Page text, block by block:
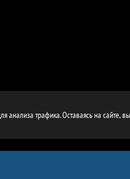
анализа трафика. Оставаясь на сайте,